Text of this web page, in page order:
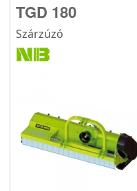
TGD 180
Szárzúzó